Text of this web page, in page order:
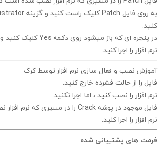
به روی فایل Patchکلیک راست کنید و گزینه
کنید.
در پنجره ای که باز میشود روی دکمه Yesکلیک کنید
نرم افزار را اجرا کنید.
آموزش نصب و فعال سازی نرم افزار توسط کرک
فایل را از حالت فشرده خارج کنید.
نرم افزار را نصب کنید ، اما اجرا نکنید.
فایل موجود در پوشهCrack را در مسیری که نرم
نرم افزار را اجرا کنید.
فرمت های پشتیبانی شده